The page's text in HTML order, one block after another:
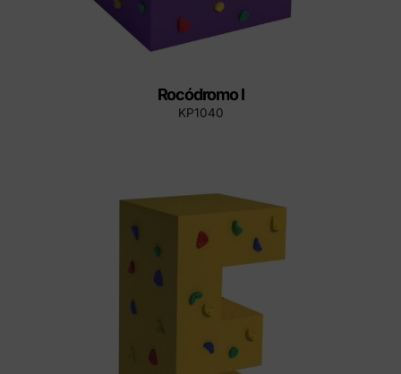
Rocódromo I
KP1040